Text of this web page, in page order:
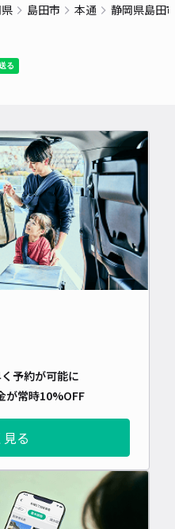
島田市 本通 静岡県島田
予約が可能に
が常時10%OFF
る